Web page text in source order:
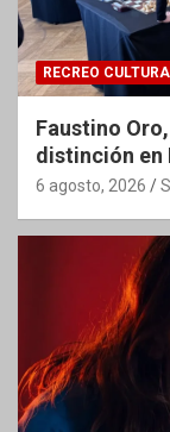
RECREO
Faustino
distinción en
6 agosto, 2026